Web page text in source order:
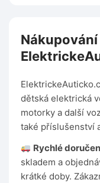
Nákupování
dětská elektrická
motorky a další
také příslušenství
Rychlé
skladem a
krátké doby.